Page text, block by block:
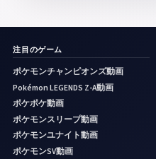
注目のゲーム
ポケモンチャンピオンズ動画
Pokémon LEGENDS Z-A動画
ポケポケ動画
ポケモンスリープ動画
ポケモンユナイト動画
ポケモンSV動画